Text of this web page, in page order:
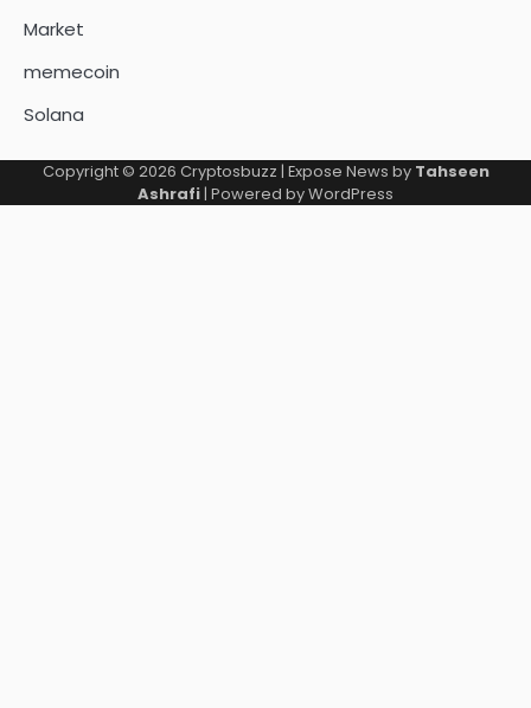
Market
memecoin
Solana
Copyright © 2026 Cryptosbuzz | Expose News by Tahseen
Ashrafi| Powered byWordPress